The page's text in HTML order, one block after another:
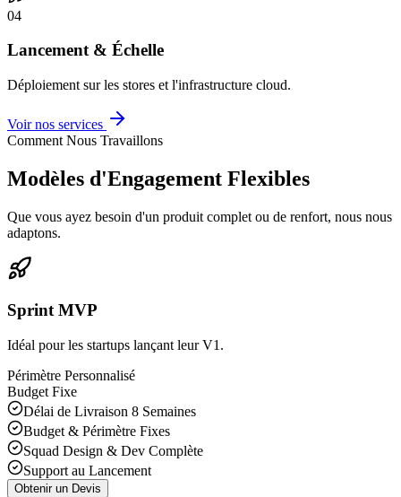
04
Lancement & Échelle
Déploiement sur les stores et l'infrastructure cloud.
Voir nos services
Comment Nous Travaillons
Modèles d'Engagement Flexibles
Que vous ayez besoin d'un produit complet ou de renfort, nous nous
adaptons.
Sprint MVP
Idéal pour les startups lançant leur V1.
Périmètre Personnalisé
Budget Fixe
Délai de Livraison 8 Semaines
Budget & Périmètre Fixes
Squad Design & Dev Complète
Support au Lancement
Obtenir un Devis